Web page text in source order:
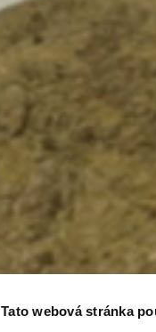
Tato webová stránka